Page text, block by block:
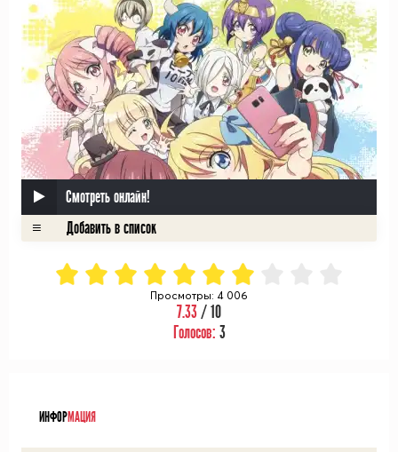
Смотреть онлайн!
Просмотры: 4 006
7.33/ 10
Голосов: 3
ИНФОРМАЦИЯ